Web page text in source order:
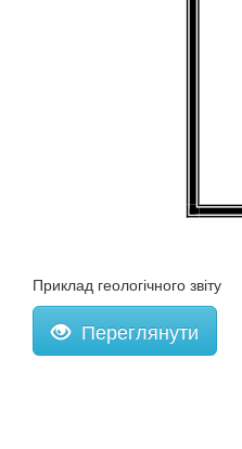
Приклад геологічного звіту
Переглянути